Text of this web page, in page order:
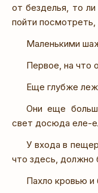
от безделья, то
пойти
Маленькими
Первое, на что
Еще глубже
Они еще
свет досюда еле-
У входа в
что здесь, должно
Пахло кровью и